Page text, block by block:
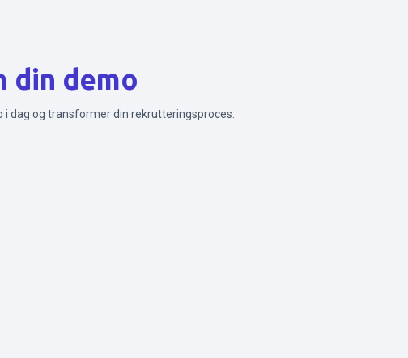
din demo
dag og transformer din rekrutteringsproces.